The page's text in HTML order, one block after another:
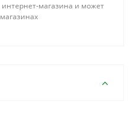
магазина и может